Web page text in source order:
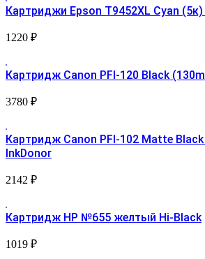
Картриджи Epson T9452XL Cyan
1220 ₽
Картридж Canon PFI-120 Black
3780 ₽
Картридж Canon PFI-102 Matte
InkDonor
2142 ₽
Картридж HP №655 желтый Hi-Black
1019 ₽